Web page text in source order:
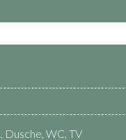
Dusche, WC, TV